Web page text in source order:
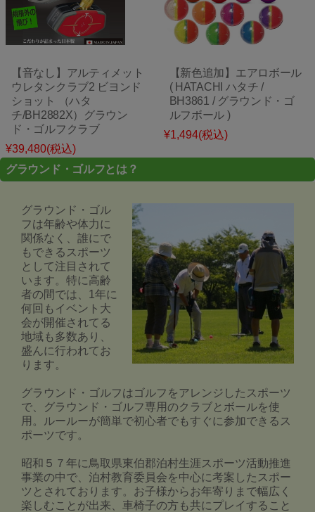
【音なし】アルティメット
ウレタンクラブ2 ビヨンド
ショット （ハタ
チ/BH2882X）グラウン
ド・ゴルフクラブ
¥39,480(税込)
【新色追加】エアロボール
( HATACHI ハタチ /
BH3861 / グラウンド・ゴ
ルフボール )
¥1,494(税込)
グラウンド・ゴルフとは？
グラウンド・ゴル
フは年齢や体力に
関係なく、誰にで
もできるスポーツ
として注目されて
います。特に高齢
者の間では、1年に
何回もイベント大
会が開催されてる
地域も多数あり、
盛んに行われてお
ります。
グラウンド・ゴルフはゴルフをアレンジしたスポーツ
で、グラウンド・ゴルフ専用のクラブとボールを使
用。ルールーが簡単で初心者でもすぐに参加できるス
ポーツです。
昭和５７年に鳥取県東伯郡泊村生涯スポーツ活動推進
事業の中で、泊村教育委員会を中心に考案したスポー
ツとされております。お子様からお年寄りまで幅広く
楽しむことが出来、車椅子の方も共にプレイすること